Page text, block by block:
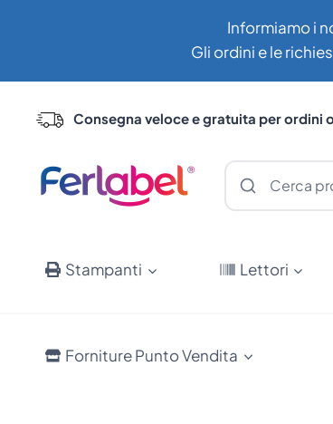
Informiamo i
Gli ordini e le
Consegna veloce e gratuita per ordini
Stampanti Lettori
Forniture Punto Vendita